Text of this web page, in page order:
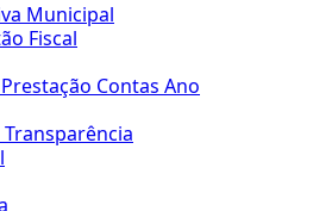
Municipal
Fiscal
Contas Ano
Transparência